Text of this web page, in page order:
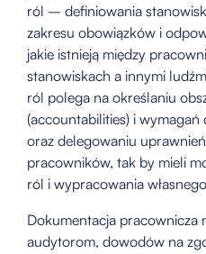
ról – definiowania
zakresu obowiązków i
jakie istnieją między
stanowiskach a innymi
ról polega na określaniu
(accountabilities) i
oraz delegowaniu
pracowników, tak by mieli
ról i wypracowania
Dokumentacja pracownicza
audytorom, dowodów na